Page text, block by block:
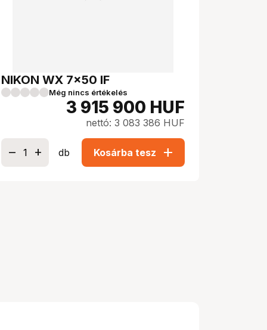
NIKON WX 7x50 IF
Még nincs értékelés
3 915 900 HUF
nettó: 3 083 386 HUF
db Kosárba tesz add